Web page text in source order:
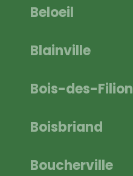
Beloeil
Blainville
Bois-des-Filion
Boisbriand
Boucherville